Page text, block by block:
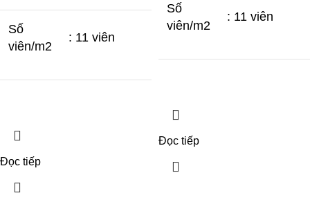
Số
viên/m2
: 11 viên
Đọc tiếp
Số
viên/m2
: 11 viên
Đọc tiếp